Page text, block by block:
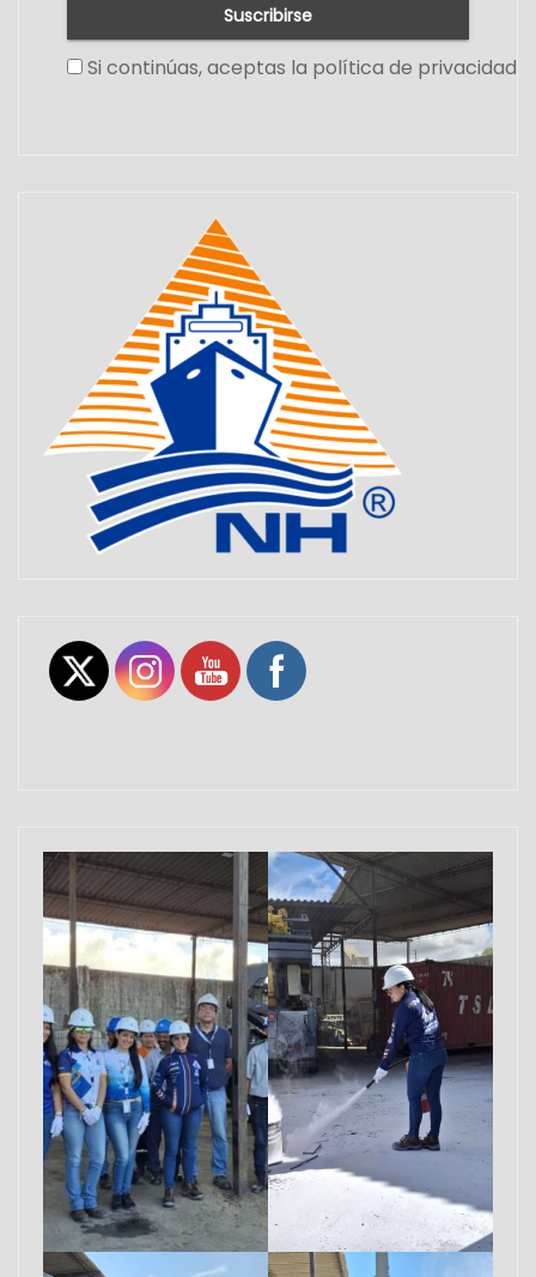
Si continúas, aceptas la política de privacidad